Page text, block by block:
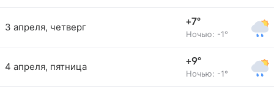
3 апреля, четверг +7°
Ночью: -1°
4 апреля, пятница +9°
Ночью: -1°